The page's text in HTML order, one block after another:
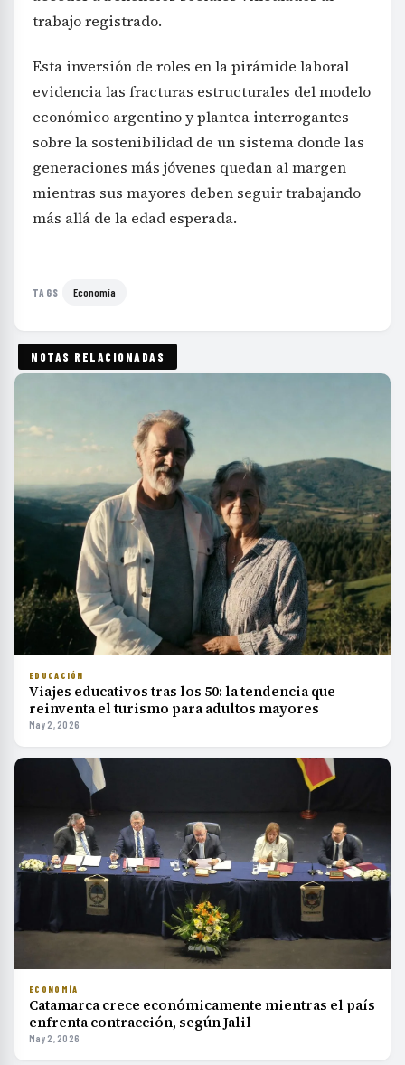
trabajo registrado.
Esta inversión de roles en la pirámide laboral
evidencia las fracturas estructurales del modelo
económico argentino y plantea interrogantes
sobre la sostenibilidad de un sistema donde las
generaciones más jóvenes quedan al margen
mientras sus mayores deben seguir trabajando
más allá de la edad esperada.
TAGS Economía
NOTAS RELACIONADAS
EDUCACIÓN
Viajes educativos tras los 50: la tendencia que
reinventa el turismo para adultos mayores
May 2, 2026
ECONOMÍA
Catamarca crece económicamente mientras el país
enfrenta contracción, según Jalil
May 2, 2026